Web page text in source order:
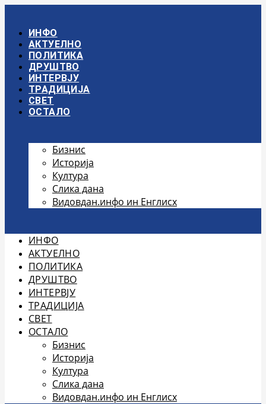
садржајИНФО
АКТУЕЛНО
ПОЛИТИКА
ДРУШТВО
ИНТЕРВЈУ
ТРАДИЦИЈА
СВЕТ
ОСТАЛО
Бизнис
Историја
Култура
Слика дана
Видовдан.инфо ин Енглисх
ИНФО
АКТУЕЛНО
ПОЛИТИКА
ДРУШТВО
ИНТЕРВЈУ
ТРАДИЦИЈА
СВЕТ
ОСТАЛО
Бизнис
Историја
Култура
Слика дана
Видовдан.инфо ин Енглисх